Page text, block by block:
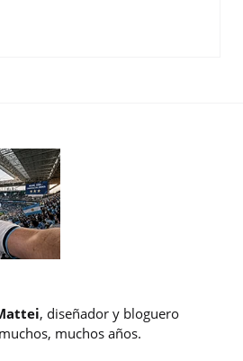
, diseñador y bloguero
muchos años.